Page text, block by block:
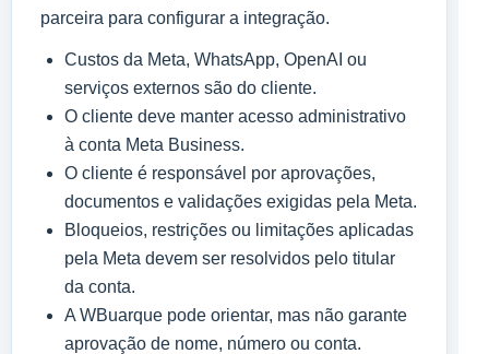
parceira para configurar a integração.
Custos da Meta, WhatsApp, OpenAI ou
serviços externos são do cliente.
O cliente deve manter acesso administrativo
à conta Meta Business.
O cliente é responsável por aprovações,
documentos e validações exigidas pela Meta.
Bloqueios, restrições ou limitações aplicadas
pela Meta devem ser resolvidos pelo titular
da conta.
A WBuarque pode orientar, mas não garante
aprovação de nome, número ou conta.